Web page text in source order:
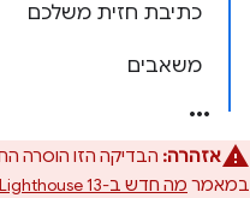
כתיבת חזית משלכם
משאבים
אזהרה:
במאמר מה חדש ב-Lighthouse 13